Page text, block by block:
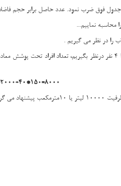
جدول فوق ضرب نمود. عدد حاصل برابر حجم
را در نظر می گیریم .
گردد.